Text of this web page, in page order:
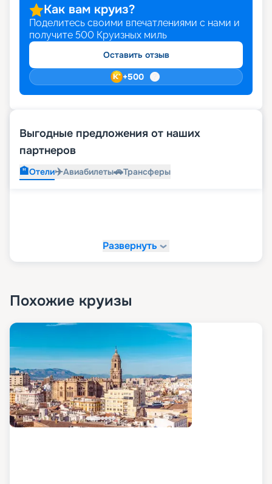
Как вам круиз?
Поделитесь своими впечатлениями с нами и
получите 500 Круизных миль
Оставить отзыв
+500
Выгодные предложения от наших
партнеров
🏨Отели✈️Авиабилеты🚗Трансферы
Развернуть
Похожие круизы